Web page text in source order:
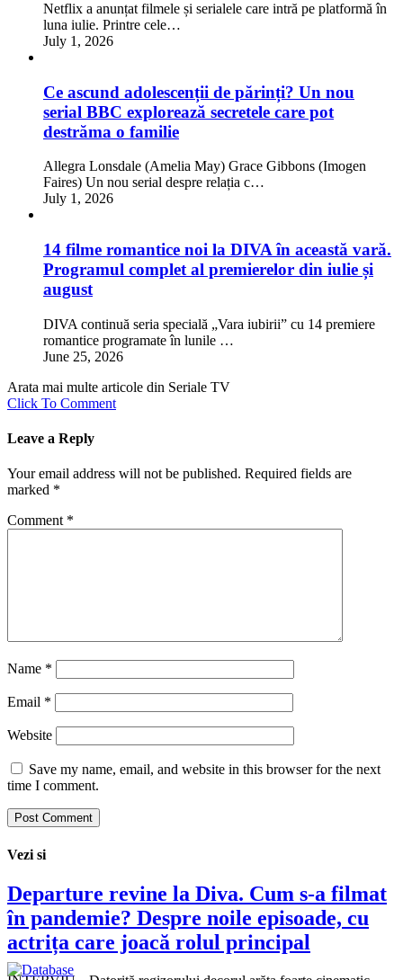
Netflix a anunțat filmele și serialele care intră pe platformă în
luna iulie. Printre cele…
July 1, 2026
Ce ascund adolescenții de părinți? Un nou
serial BBC explorează secretele care pot
destrăma o familie
Allegra Lonsdale (Amelia May) Grace Gibbons (Imogen
Faires) Un nou serial despre relația c…
July 1, 2026
14 filme romantice noi la DIVA în această vară.
Programul complet al premierelor din iulie și
august
DIVA continuă seria specială „Vara iubirii” cu 14 premiere
romantice programate în lunile …
June 25, 2026
Arata mai multe articole din Seriale TV
Click To Comment
Leave a Reply
Your email address will not be published. Required fields are
marked *
Comment *
Name *
Email *
Website
Save my name, email, and website in this browser for the next
time I comment.
Vezi si
Departure revine la Diva. Cum s-a filmat
în pandemie? Despre noile episoade, cu
actrița care joacă rolul principal